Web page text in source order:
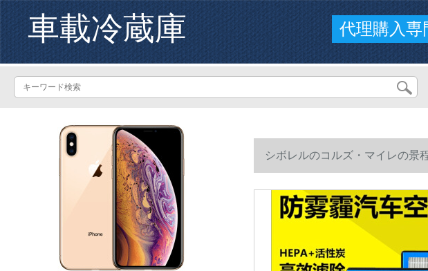
車載冷蔵庫 代理購入専
シボレルのコルズ・マイレの景